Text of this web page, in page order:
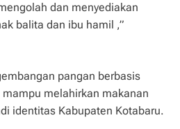
dan menyediakan
balita dan ibu hamil ,”
pangan berbasis
melahirkan makanan
identitas Kabupaten Kotabaru.